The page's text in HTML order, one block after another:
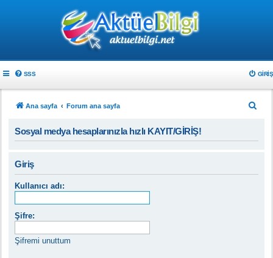
SSS GIRIŞ
Ana sayfa Forum ana sayfa
Sosyal medya hesaplarınızla hızlı KAYIT/GİRİŞ!
Giriş
Kullanıcı adı:
Şifre:
Şifremi unuttum